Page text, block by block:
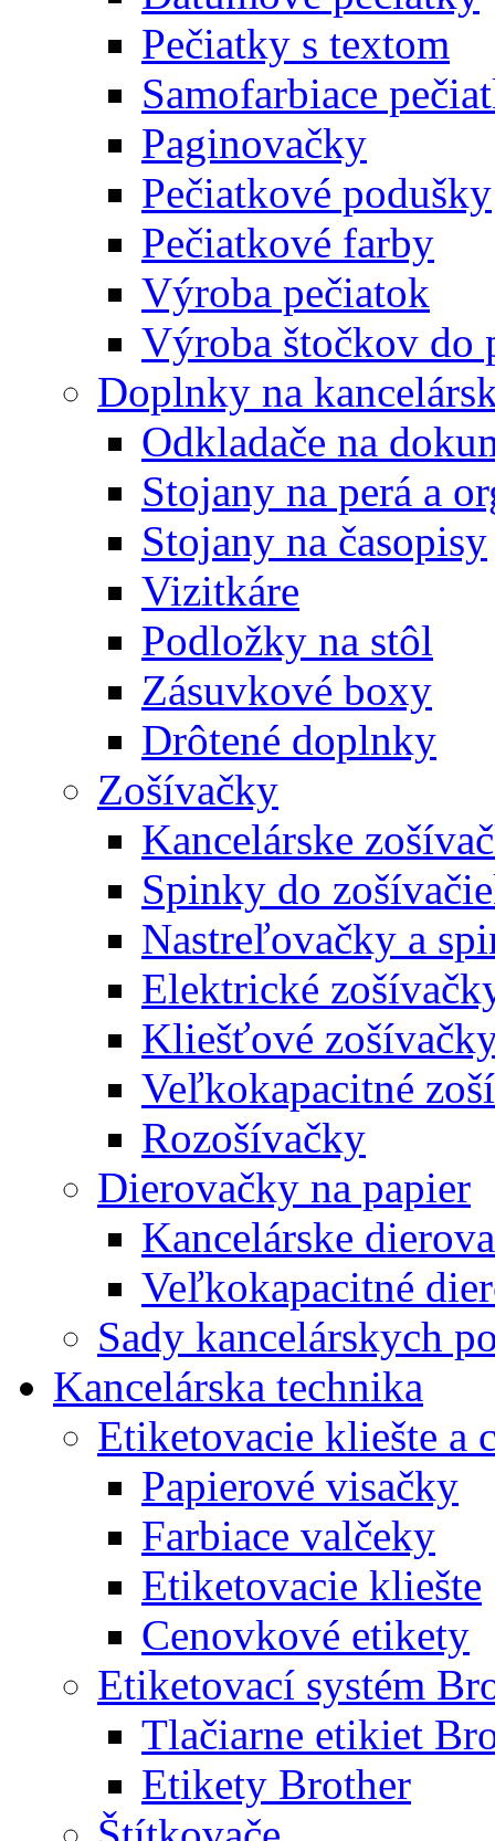
Pečiatky s textom
Samofarbiace
Paginovačky
Pečiatkové podušky
Pečiatkové farby
Výroba pečiatok
Výroba štočkov do
Doplnky na
Odkladače na
Stojany na perá a
Stojany na časopisy
Vizitkáre
Podložky na stôl
Zásuvkové boxy
Drôtené doplnky
Zošívačky
Kancelárske
Spinky do
Nastreľovačky a
Elektrické
Kliešťové
Veľkokapacitné
Rozošívačky
Dierovačky na papier
Kancelárske
Veľkokapacitné
Sady kancelárskych
Kancelárska technika
Etiketovacie kliešte a
Papierové visačky
Farbiace valčeky
Etiketovacie kliešte
Cenovkové etikety
Etiketovací systém
Tlačiarne etikiet
Etikety Brother